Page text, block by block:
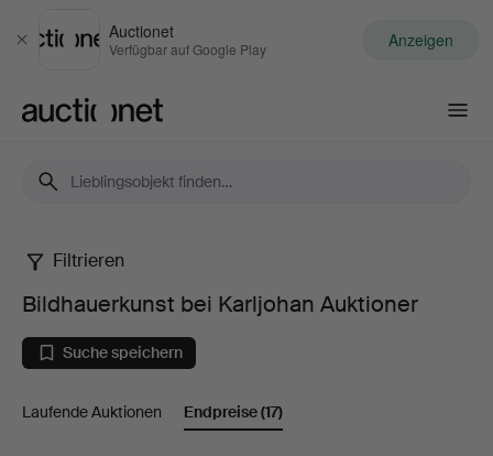
Schließen
Auctionet
Verfügbar auf Google Play Anzeigen
Bildhauerkunst
bei
Karljohan
Auktioner
Filtrieren
Bildhauerkunst bei Karljohan Auktioner
Suche speichern
Laufende Auktionen Endpreise(17)